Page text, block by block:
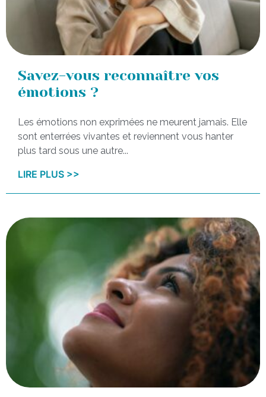
Savez-vous reconnaître vos
émotions ?
Les émotions non exprimées ne meurent jamais. Elle
sont enterrées vivantes et reviennent vous hanter
plus tard sous une autre...
LIRE PLUS >>